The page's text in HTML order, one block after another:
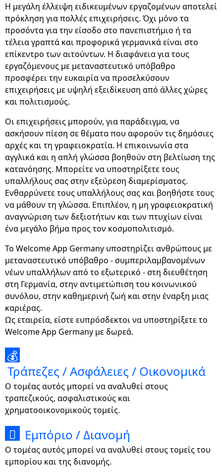
Η μεγάλη έλλειψη ειδικευμένων εργαζομένων αποτελεί
πρόκληση για πολλές επιχειρήσεις. Όχι μόνο τα
προσόντα για την είσοδο στο πανεπιστήμιο ή τα
τέλεια γραπτά και προφορικά γερμανικά είναι στο
επίκεντρο των αιτούντων. Η διαφάνεια για τους
εργαζόμενους με μεταναστευτικό υπόβαθρο
προσφέρει την ευκαιρία να προσελκύσουν
επιχειρήσεις με υψηλή εξειδίκευση από άλλες χώρες
και πολιτισμούς.
Οι επιχειρήσεις μπορούν, για παράδειγμα, να
ασκήσουν πίεση σε θέματα που αφορούν τις δημόσιες
αρχές και τη γραφειοκρατία. Η επικοινωνία στα
αγγλικά και η απλή γλώσσα βοηθούν στη βελτίωση της
κατανόησης. Μπορείτε να υποστηρίξετε τους
υπαλλήλους σας στην εξεύρεση διαμερίσματος.
Ενθαρρύνετε τους υπαλλήλους σας και βοηθήστε τους
να μάθουν τη γλώσσα. Επιπλέον, η μη γραφειοκρατική
αναγνώριση των δεξιοτήτων και των πτυχίων είναι
ένα μεγάλο βήμα προς τον κοσμοπολιτισμό.
Το Welcome App Germany υποστηρίζει ανθρώπους με
μεταναστευτικό υπόβαθρο - συμπεριλαμβανομένων
νέων υπαλλήλων από το εξωτερικό - στη διευθέτηση
στη Γερμανία, στην αντιμετώπιση του κοινωνικού
συνόλου, στην καθημερινή ζωή και στην έναρξη μιας
καριέρας.
Ως εταιρεία, είστε ευπρόσδεκτοι να υποστηρίξετε το
Welcome App Germany με δωρεά.
💰
Τράπεζες / Ασφάλειες / Οικονομικά
Ο τομέας αυτός μπορεί να αναλυθεί στους
τραπεζικούς, ασφαλιστικούς και
χρηματοοικονομικούς τομείς.
 Εμπόριο / Διανομή
Ο τομέας αυτός μπορεί να αναλυθεί στους τομείς του
εμπορίου και της διανομής.